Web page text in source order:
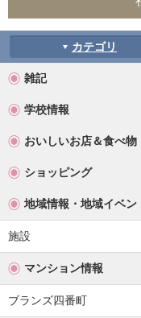
カテゴリ
雑記
学校情報
おいしいお店＆食べ物
ショッピング
地域情報・地域イベン
施設
マンション情報
ブランズ四番町